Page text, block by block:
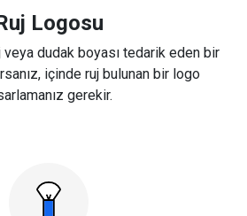
Logosu
veya dudak boyası tedarik eden bir
içinde ruj bulunan bir logo
gerekir.